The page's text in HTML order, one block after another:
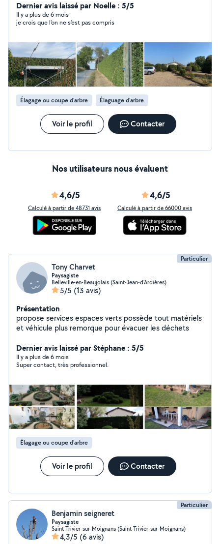
Dernier avis laissé par Noelle : 5/5
Il y a plus de 6 mois
je crois que l'on ne s'est pas compris
Élagage ou coupe d'arbre Élaguage d'arbre
Voir le profil Contacter
Nos utilisateurs nous évaluent
4,6/5
Calculé à partir de 48731 avis
4,6/5
Calculé à partir de 66000 avis
Particulier
Tony Charvet
Paysagiste
Belleville-en-Beaujolais (Saint-Jean-d'Ardières)
5/5 (13 avis)
Présentation
propose services espaces verts possède tout matériels
et véhicule plus remorque pour évacuer les déchets
Dernier avis laissé par Stéphane : 5/5
Il y a plus de 6 mois
Super contact, très professionnel.
Élagage ou coupe d'arbre
Voir le profil Contacter
Particulier
Benjamin seigneret
Paysagiste
Saint-Trivier-sur-Moignans (Saint-Trivier-sur-Moignans)
4,3/5 (6 avis)